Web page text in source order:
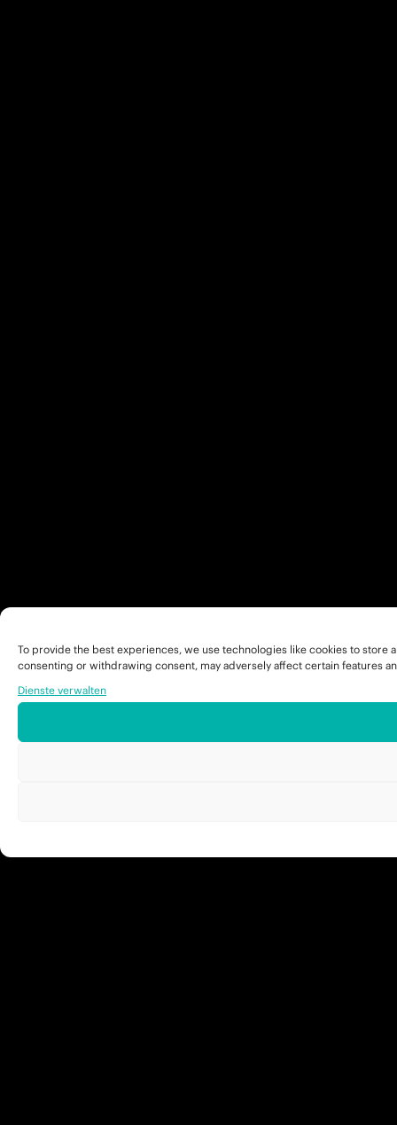
To provide the best experiences, we use technologies like cookies to
consenting or withdrawing consent, may adversely affect certain features
Dienste verwalten